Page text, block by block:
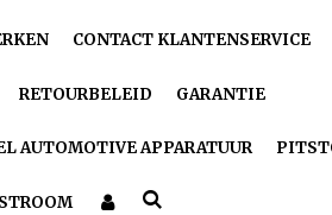
CONTACT KLANTENSERVICE
RETOURBELEID GARANTIE
AUTOMOTIVE APPARATUUR